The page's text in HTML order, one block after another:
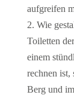
aufgreifen
2. Wie
Toiletten
einem
rechnen ist,
Berg und